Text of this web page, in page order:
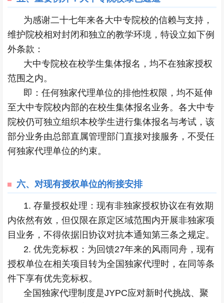
为感谢二十七年来各大中专院校的信赖与支持，
维护院校相对封闭和独立的教学环境，特设立如下例
外条款：
大中专院校在校学生集体报名，均不在独家授权
范围之内。
即：任何独家代理单位的排他性权限，均不延伸
至大中专院校内部的在校生集体报名业务。各大中专
院校仍可独立组织本校学生进行集体报名与考试，该
部分业务由总部直属管理部门直接对接服务，不受任
何独家代理单位的约束。
六、对现有授权单位的衔接安排
1. 存量授权处理：现有非独家授权协议在有效期
内依然有效，但仅限在原定区域范围内开展非独家项
目业务，不得依据旧协议对抗本通知第三条之规定。
2. 优先竞标权：为回馈27年来的风雨同舟，现有
授权单位在相关项目转为全国独家代理时，在同等条
件下享有优先竞标权。
全国独家代理制度是JYPC应对新时代挑战、聚